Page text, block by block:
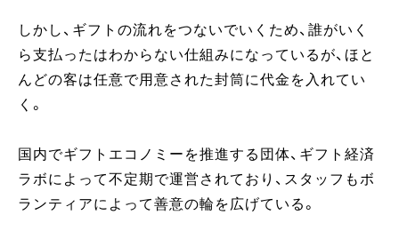
しかし、ギフトの流れをつないでいくため、誰がいく
ら支払ったはわからない仕組みになっているが、ほと
んどの客は任意で用意された封筒に代金を入れてい
く。
国内でギフトエコノミーを推進する団体、ギフト経済
ラボによって不定期で運営されており、スタッフもボ
ランティアによって善意の輪を広げている。